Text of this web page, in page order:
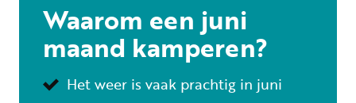
Waarom een juni
maand kamperen?
Het weer is vaak prachtig in juni